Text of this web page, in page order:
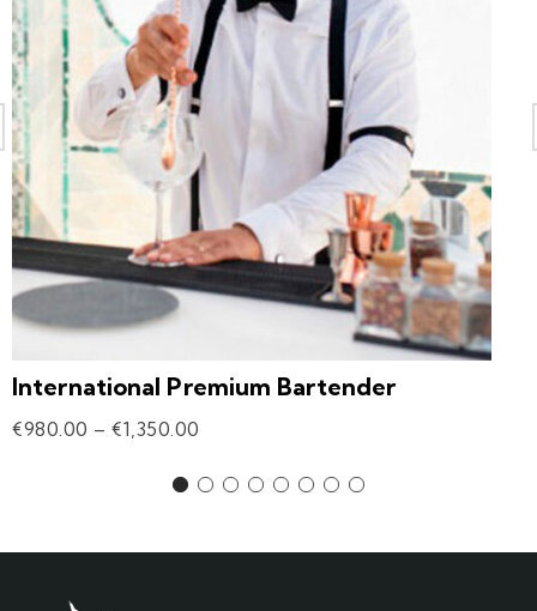
International Premium Bartender
€980.00 – €1,350.00